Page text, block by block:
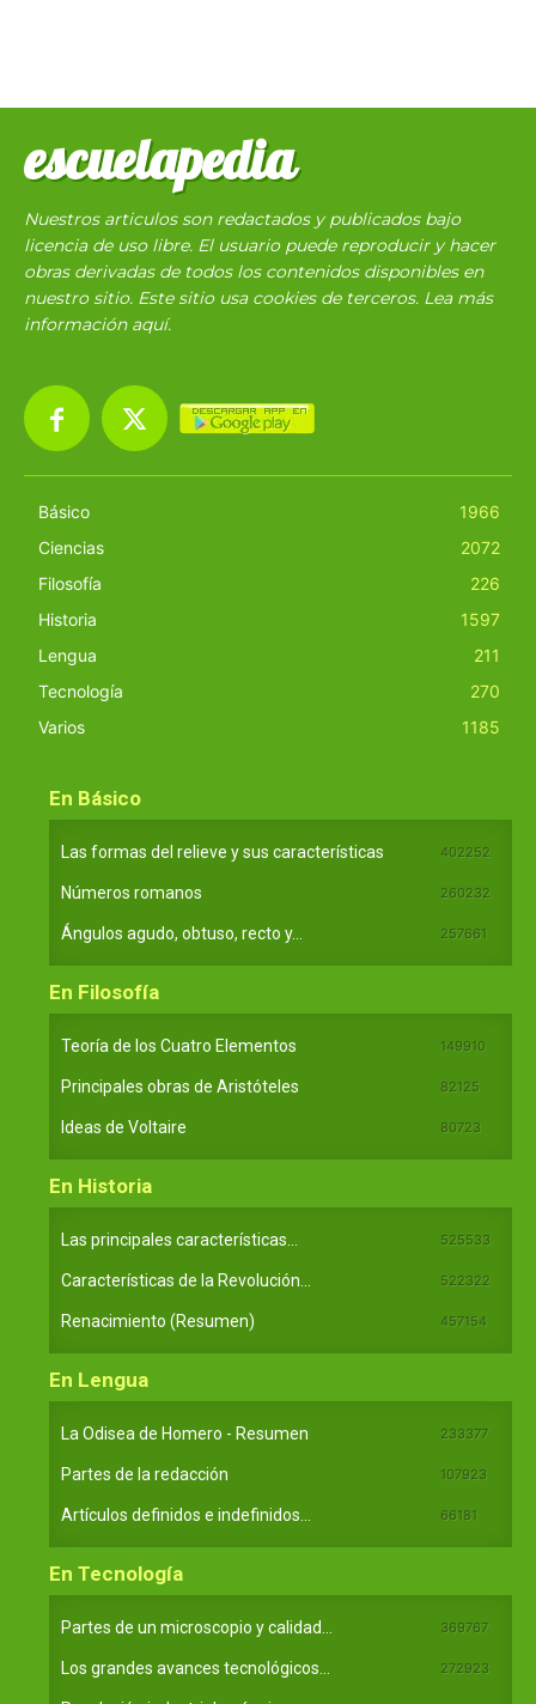
escuelapedia
Nuestros articulos son redactados y publicados bajo
licencia de uso libre. El usuario puede reproducir y hacer
obras derivadas de todos los contenidos disponibles en
nuestro sitio. Este sitio usa cookies de terceros. Lea más
información aquí.
Básico
1966
Ciencias
2072
Filosofía
226
Historia
1597
Lengua
211
Tecnología
270
Varios
1185
En Básico
Las formas del relieve y sus características 402252
Números romanos 260232
Ángulos agudo, obtuso, recto y... 257661
En Filosofía
Teoría de los Cuatro Elementos 149910
Principales obras de Aristóteles 82125
Ideas de Voltaire 80723
En Historia
Las principales características... 525533
Características de la Revolución... 522322
Renacimiento (Resumen) 457154
En Lengua
La Odisea de Homero - Resumen 233377
Partes de la redacción 107923
Artículos definidos e indefinidos... 66181
En Tecnología
Partes de un microscopio y calidad... 369767
Los grandes avances tecnológicos... 272923